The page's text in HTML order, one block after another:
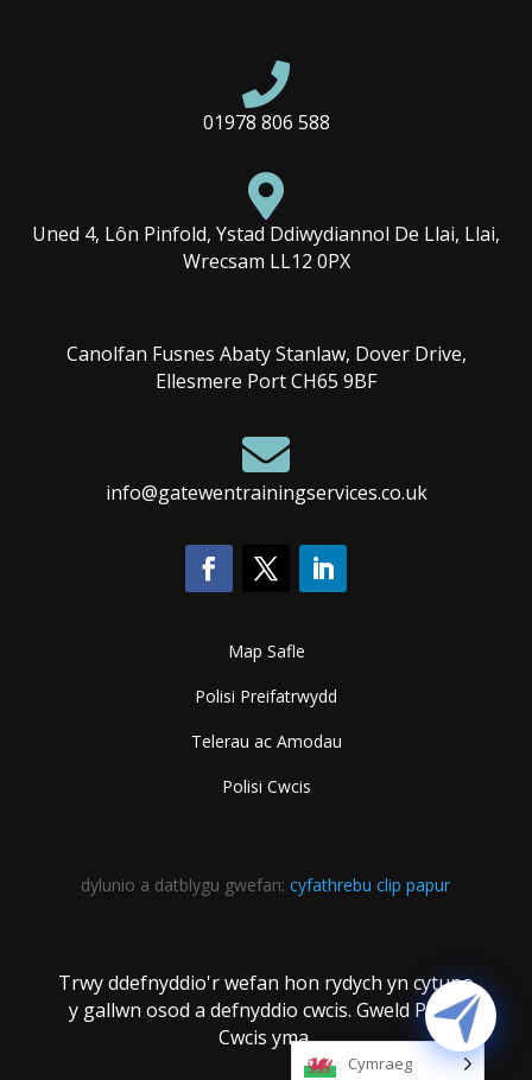

01978 806 588

Uned 4, Lôn Pinfold, Ystad Ddiwydiannol De Llai, Llai,
Wrecsam LL12 0PX
Canolfan Fusnes Abaty Stanlaw, Dover Drive,
Ellesmere Port CH65 9BF

info@gatewentrainingservices.co.uk
Map Safle
Polisi Preifatrwydd
Telerau ac Amodau
Polisi Cwcis
dylunio a datblygu gwefan:cyfathrebu clip papur
Trwy ddefnyddio'r wefan hon rydych yn cytuno
y gallwn osod a defnyddio cwcis. Gweld Polisi
Cwcis yma.
Cymraeg